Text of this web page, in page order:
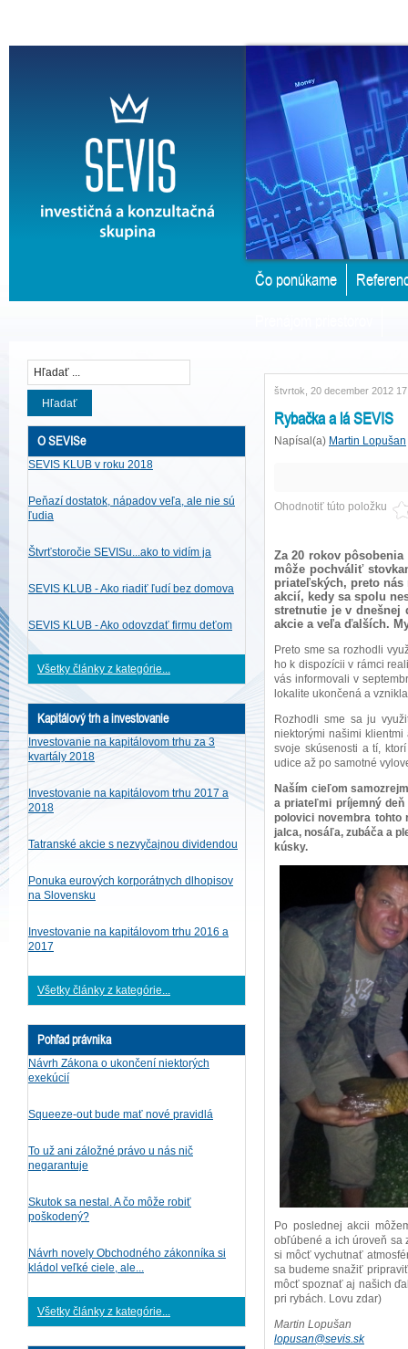
Čo ponúkame
Hľadať
O SEVISe
SEVIS KLUB v roku 2018
Peňazí dostatok, nápadov veľa, ale nie sú
ľudia
Štvrťstoročie SEVISu...ako to vidím ja
SEVIS KLUB - Ako riadiť ľudí bez domova
SEVIS KLUB - Ako odovzdať firmu deťom
Všetky články z kategórie...
Kapitálový trh a investovanie
Investovanie na kapitálovom trhu za 3
kvartály 2018
Investovanie na kapitálovom trhu 2017 a
2018
Tatranské akcie s nezvyčajnou dividendou
Ponuka eurových korporátnych dlhopisov
na Slovensku
Investovanie na kapitálovom trhu 2016 a
2017
Všetky články z kategórie...
Pohľad právnika
Návrh Zákona o ukončení niektorých
exekúcií
Squeeze-out bude mať nové pravidlá
To už ani záložné právo u nás nič
negarantuje
Skutok sa nestal. A čo môže robiť
poškodený?
Návrh novely Obchodného zákonníka si
kládol veľké ciele, ale...
Všetky články z kategórie...
štvrtok, 20 december 2012
Rybačka a lá SEVIS
Napísal(a) Martin Lopušan
Ohodnotiť túto položku
Za 20 rokov
môže pochváliť
priateľských, preto
akcií, kedy sa spolu
stretnutie je v dnešnej
akcie a veľa ďalších.
Preto sme sa rozhodli
ho k dispozícii v rámci
vás informovali v
lokalite ukončená a
Rozhodli sme sa ju
niektorými našimi klientmi
svoje skúsenosti a tí,
udice až po samotné
Naším cieľom
a priateľmi príjemný deň
polovici novembra tohto
jalca, nosáľa, zubáča a
kúsky.
Po poslednej akcii
obľúbené a ich úroveň sa
si môcť vychutnať
sa budeme snažiť
môcť spoznať aj našich
pri rybách. Lovu zdar)
Martin Lopušan
lopusan@sevis.sk